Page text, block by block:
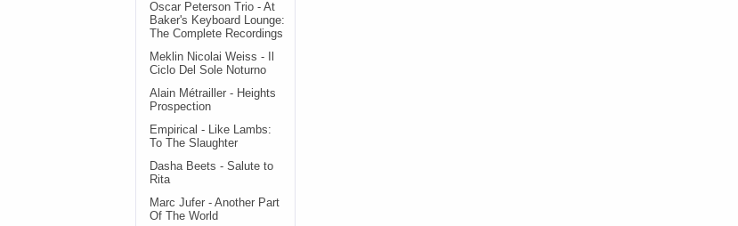
Oscar Peterson Trio - At
Baker's Keyboard Lounge:
The Complete Recordings
Meklin Nicolai Weiss - Il
Ciclo Del Sole Noturno
Alain Métrailler - Heights
Prospection
Empirical - Like Lambs:
To The Slaughter
Dasha Beets - Salute to
Rita
Marc Jufer - Another Part
Of The World